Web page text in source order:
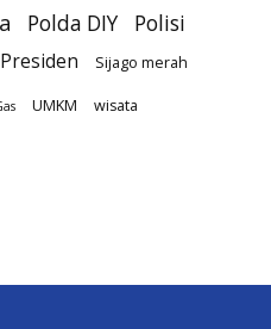
Polda DIY
Polisi
Presiden Sijago merah
UMKM wisata